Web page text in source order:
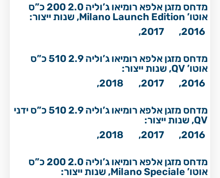
מדחס מזגן אלפא רומיאו ג’וליה 2.0 200 כ”ס
אוטו’ Milano Launch Edition, שנות ייצור:
2016,
2017,
מדחס מזגן אלפא רומיאו ג’וליה 2.9 510 כ”ס
אוטו’ QV, שנות ייצור:
2016,
2017,
2018,
מדחס מזגן אלפא רומיאו ג’וליה 2.9 510 כ”ס ידני
QV, שנות ייצור:
2016,
2017,
2018,
מדחס מזגן אלפא רומיאו ג’וליה 2.0 200 כ”ס
אוטו’ Milano Speciale, שנות ייצור: